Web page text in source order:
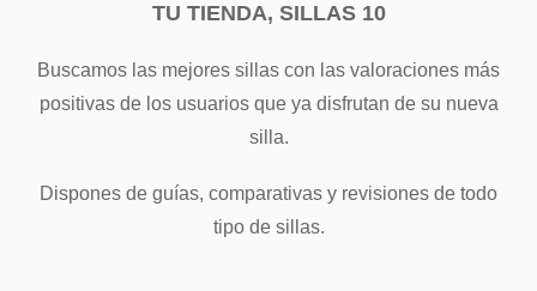
TU TIENDA, SILLAS 10
Buscamos las mejores sillas con las valoraciones más
positivas de los usuarios que ya disfrutan de su nueva
silla.
Dispones de guías, comparativas y revisiones de todo
tipo de sillas.